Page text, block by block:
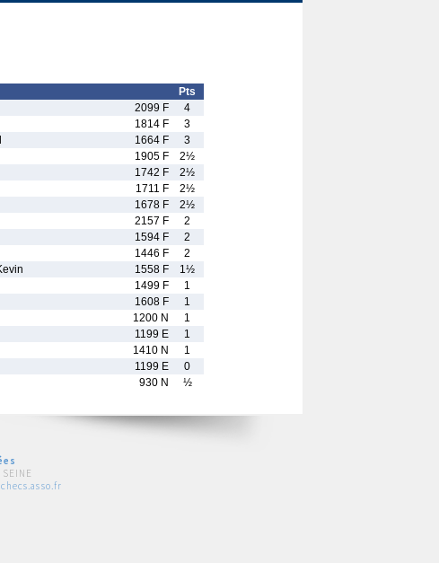
Pts
2099 F
4
1814 F
3
1664 F
3
1905 F
2½
1742 F
2½
1711 F
2½
1678 F
2½
2157 F
2
1594 F
2
1446 F
2
1558 F
1½
1499 F
1
1608 F
1
1200 N
1
1199 E
1
1410 N
1
1199 E
0
930 N ½